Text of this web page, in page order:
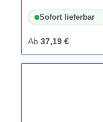
Sofort lieferbar
Ab37,19 €